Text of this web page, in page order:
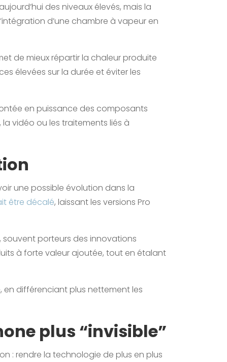
des niveaux élevés, mais la
d’une chambre à vapeur en
de mieux répartir la chaleur produite
élevées sur la durée et éviter les
en puissance des composants
vidéo ou les traitements liés à
une possible évolution dans la
être décalé, laissant les versions Pro
porteurs des innovations
à forte valeur ajoutée, tout en étalant
différenciant plus nettement les
plus “invisible”
: rendre la technologie de plus en plus